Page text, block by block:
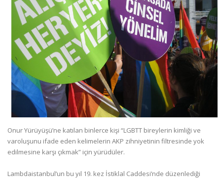
Onur Yürüyüşü’ne katılan binlerce kişi “LGBTT bireylerin kimliği ve
varoluşunu ifade eden kelimelerin AKP zihniyetinin filtresinde yok
edilmesine karşı çıkmak” için yürüdüler.
Lambdaistanbul’un bu yıl 19. kez İstiklal Caddesi’nde düzenlediği